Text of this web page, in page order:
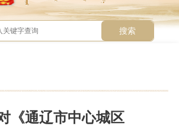
搜索
>政务公开>政府信息公开>法
《通辽市中心城区